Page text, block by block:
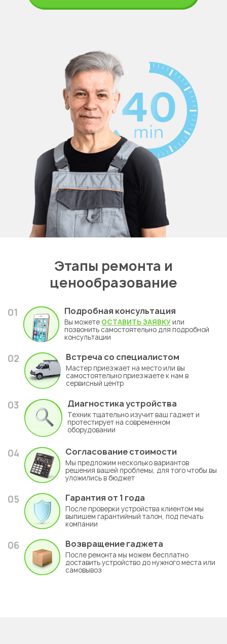
Этапы ремонта и
ценообразование
01 Подробная консультация
Вы можете ОСТАВИТЬ ЗАЯВКУ или
позвонить самостоятельно для подробной
консультации
02 Встреча со специалистом
Мастер приезжает на место или вы
самостоятельно приезжаете к нам в
сервисный центр
03 Диагностика устройства
Техник тщательно изучит ваш гаджет и
протестирует на современном
оборудовании
04 Согласование стоимости
Мы предложим несколько вариантов
решения вашей проблемы, для того чтобы вы
уложились в бюджет
05 Гарантия от 1 года
После проверки устройства клиентом мы
выпишем гарантийный талон, под печать
компании
06 Возвращение гаджета
После ремонта мы можем бесплатно
доставить устройство до нужного места или
самовывоз